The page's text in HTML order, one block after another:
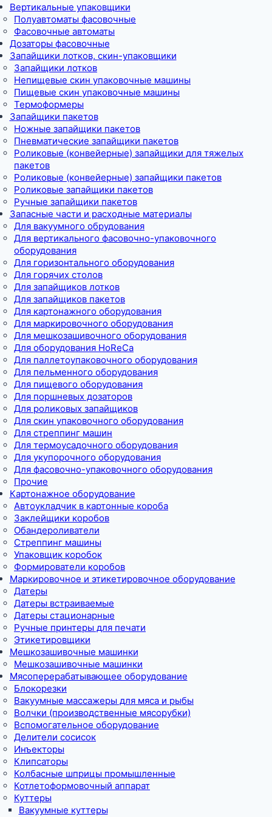
Вертикальные упаковщики
Полуавтоматы фасовочные
Фасовочные автоматы
Дозаторы фасовочные
Запайщики лотков, скин-упаковщики
Запайщики лотков
Непищевые скин упаковочные машины
Пищевые скин упаковочные машины
Термоформеры
Запайщики пакетов
Ножные запайщики пакетов
Пневматические запайщики пакетов
Роликовые (конвейерные) запайщики для тяжелых
пакетов
Роликовые (конвейерные) запайщики пакетов
Роликовые запайщики пакетов
Ручные запайщики пакетов
Запасные части и расходные материалы
Для вакуумного обрудования
Для вертикального фасовочно-упаковочного
оборудования
Для горизонтального оборудования
Для горячих столов
Для запайщиков лотков
Для запайщиков пакетов
Для картонажного оборудования
Для маркировочного оборудования
Для мешкозашивочного оборудования
Для оборудования HoReCa
Для паллетоупаковочного оборудования
Для пельменного оборудования
Для пищевого оборудования
Для поршневых дозаторов
Для роликовых запайщиков
Для скин упаковочного оборудования
Для стреппинг машин
Для термоусадочного оборудования
Для укупорочного оборудования
Для фасовочно-упаковочного оборудования
Прочие
Картонажное оборудование
Автоукладчик в картонные короба
Заклейщики коробов
Обандероливатели
Стреппинг машины
Упаковщик коробок
Формирователи коробов
Маркировочное и этикетировочное оборудование
Датеры
Датеры встраиваемые
Датеры стационарные
Ручные принтеры для печати
Этикетировщики
Мешкозашивочные машинки
Мешкозашивочные машинки
Мясоперерабатывающее оборудование
Блокорезки
Вакуумные массажеры для мяса и рыбы
Волчки (производственные мясорубки)
Вспомогательное оборудование
Делители сосисок
Инъекторы
Клипсаторы
Колбасные шприцы промышленные
Котлетоформовочный аппарат
Куттеры
Вакуумные куттеры